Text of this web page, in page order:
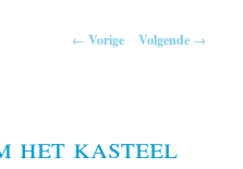
← Vorige Volgende →
het kasteel